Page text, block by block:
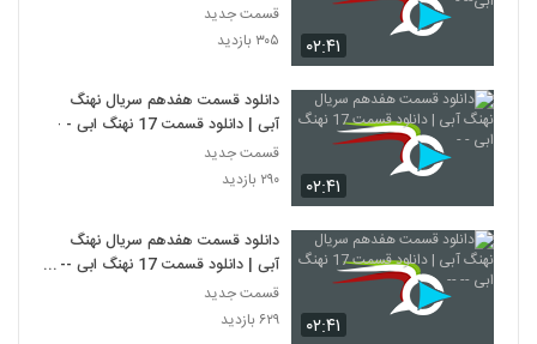
۰۲:۴۱
قسمت جدید
۳۰۵ بازدید
۰۲:۴۱
دانلود قسمت هفدهم سریال نهنگ
آبی | دانلود قسمت 17 نهنگ ابی - -
قسمت جدید
۲۹۰ بازدید
۰۲:۴۱
دانلود قسمت هفدهم سریال نهنگ
آبی | دانلود قسمت 17 نهنگ ابی -- -
-
قسمت جدید
۶۲۹ بازدید